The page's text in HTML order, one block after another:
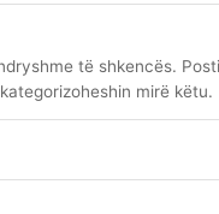
të shkencës.
mirë këtu.